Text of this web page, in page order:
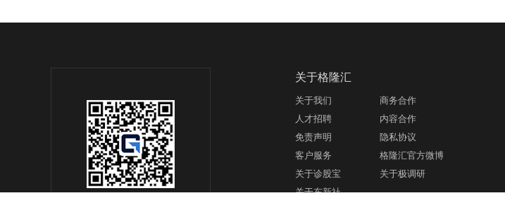
关于格隆汇
关于我们
商务合作
人才招聘
内容合作
免责声明
隐私协议
客户服务
格隆汇官方微博
关于诊股宝
关于极调研
关于东新社